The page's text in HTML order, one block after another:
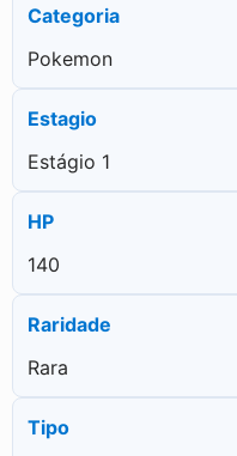
Categoria
Pokemon
Estagio
Estágio 1
HP
140
Raridade
Rara
Tipo